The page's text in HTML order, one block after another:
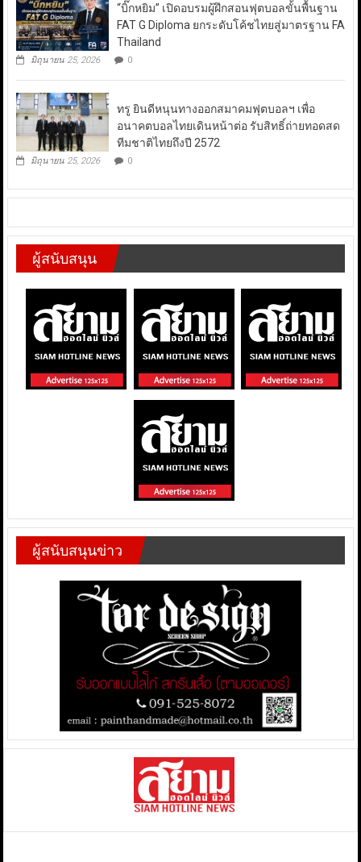
“บิ๊กหยิม” เปิดอบรมผู้ฝึกสอนฟุตบอลขั้นพื้นฐาน
FAT G Diploma ยกระดับโค้ชไทยสู่มาตรฐาน FA
Thailand
มิถุนายน 25, 2026 0
ทรู ยินดีหนุนทางออกสมาคมฟุตบอลฯ เพื่อ
อนาคตบอลไทยเดินหน้าต่อ รับสิทธิ์ถ่ายทอดสด
ทีมชาติไทยถึงปี 2572
มิถุนายน 25, 2026 0
ผู้สนับสนุน
ผู้สนับสนุนข่าว